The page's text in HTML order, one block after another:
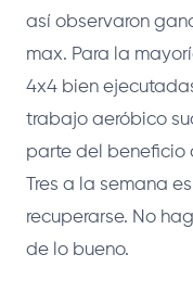
así observaron
max. Para la
4x4 bien
trabajo aeróbico
parte del beneficio
Tres a la semana
recuperarse. No
de lo bueno.